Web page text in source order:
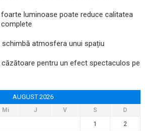
luminoase poate reduce calitatea
schimbă atmosfera unui spațiu
pentru un efect spectaculos pe
AUGUST 2026
Mi J V S
D
1
2